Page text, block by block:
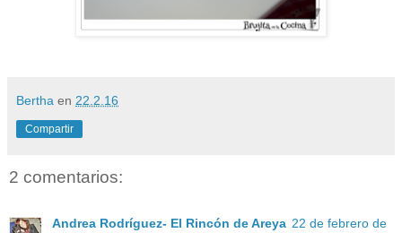
Bertha en 22.2.16
Compartir
2 comentarios:
Andrea Rodríguez- El Rincón de Areya 22 de febrero de